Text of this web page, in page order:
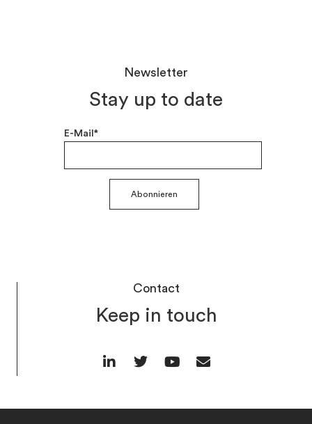
Newsletter
Stay up to date
E-Mail*
Abonnieren
Contact
Keep in touch